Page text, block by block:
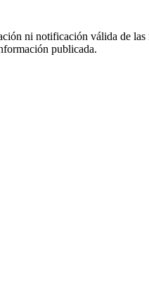
ni notificación válida de
publicada.